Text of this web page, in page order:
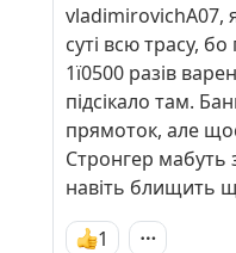
vladimirovichA07,
суті всю трасу,
1ї0500 разів
підсікало там.
прямоток, але
Стронгер мабуть
навіть блищить
1